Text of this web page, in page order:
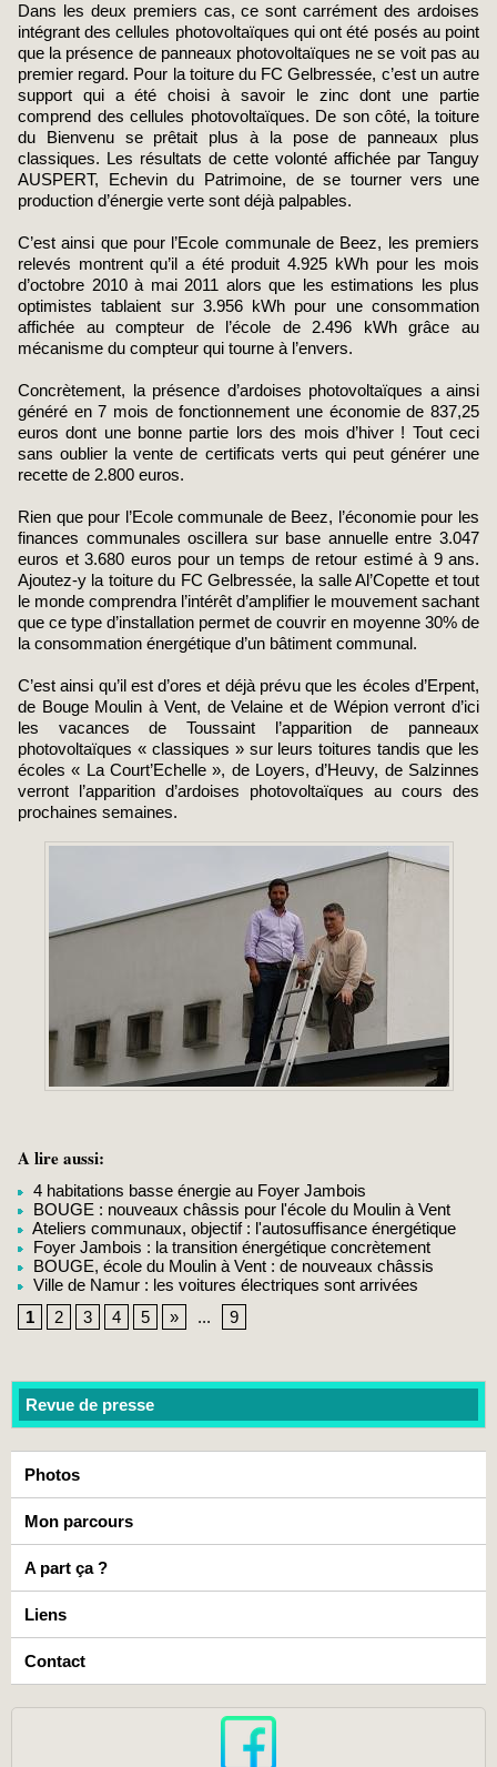
Dans les deux premiers cas, ce sont carrément des ardoises
intégrant des cellules photovoltaïques qui ont été posés au point
que la présence de panneaux photovoltaïques ne se voit pas au
premier regard. Pour la toiture du FC Gelbressée, c’est un autre
support qui a été choisi à savoir le zinc dont une partie
comprend des cellules photovoltaïques. De son côté, la toiture
du Bienvenu se prêtait plus à la pose de panneaux plus
classiques. Les résultats de cette volonté affichée par Tanguy
AUSPERT, Echevin du Patrimoine, de se tourner vers une
production d’énergie verte sont déjà palpables.
C’est ainsi que pour l’Ecole communale de Beez, les premiers
relevés montrent qu’il a été produit 4.925 kWh pour les mois
d’octobre 2010 à mai 2011 alors que les estimations les plus
optimistes tablaient sur 3.956 kWh pour une consommation
affichée au compteur de l’école de 2.496 kWh grâce au
mécanisme du compteur qui tourne à l’envers.
Concrètement, la présence d’ardoises photovoltaïques a ainsi
généré en 7 mois de fonctionnement une économie de 837,25
euros dont une bonne partie lors des mois d’hiver ! Tout ceci
sans oublier la vente de certificats verts qui peut générer une
recette de 2.800 euros.
Rien que pour l’Ecole communale de Beez, l’économie pour les
finances communales oscillera sur base annuelle entre 3.047
euros et 3.680 euros pour un temps de retour estimé à 9 ans.
Ajoutez-y la toiture du FC Gelbressée, la salle Al’Copette et tout
le monde comprendra l’intérêt d’amplifier le mouvement sachant
que ce type d’installation permet de couvrir en moyenne 30% de
la consommation énergétique d’un bâtiment communal.
C’est ainsi qu’il est d’ores et déjà prévu que les écoles d’Erpent,
de Bouge Moulin à Vent, de Velaine et de Wépion verront d’ici
les vacances de Toussaint l’apparition de panneaux
photovoltaïques « classiques » sur leurs toitures tandis que les
écoles « La Court’Echelle », de Loyers, d’Heuvy, de Salzinnes
verront l’apparition d’ardoises photovoltaïques au cours des
prochaines semaines.
A lire aussi:
4 habitations basse énergie au Foyer Jambois
BOUGE : nouveaux châssis pour l'école du Moulin à Vent
Ateliers communaux, objectif : l'autosuffisance énergétique
Foyer Jambois : la transition énergétique concrètement
BOUGE, école du Moulin à Vent : de nouveaux châssis
Ville de Namur : les voitures électriques sont arrivées
1
2 3 4 5 » ... 9
Revue de presse
Photos
Mon parcours
A part ça ?
Liens
Contact